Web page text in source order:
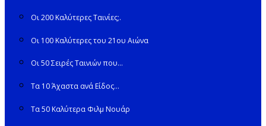
Οι 200 Καλύτερες Ταινίες;.
Οι 100 Καλύτερες του 21ου Αιώνα
Οι 50 Σειρές Ταινιών που…
Τα 10 Άχαστα ανά Είδος…
Τα 50 Καλύτερα Φιλμ Νουάρ